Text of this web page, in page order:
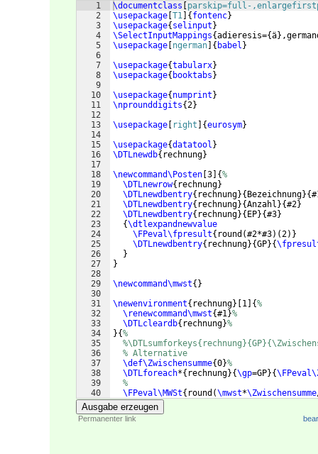
1
2
3
4
5
6
7
8
9
10
11
12
13
14
15
16
17
18
19
20
21
22
23
24
25
26
27
28
29
30
31
32
33
34
35
36
37
38
39
40
41
\documentclass
parskip=full-
\usepackage T1 { fontenc}
\usepackage{ selinput }
\SelectInputMappings{adieresis={ä}
\usepackage ngerman { babel }
\usepackage{tabularx}
\usepackage{ booktabs }
\usepackage{ numprint }
\nprounddigits{2}
\usepackage
right {eurosym}
\usepackage{datatool }
\DTLnewdb{ rechnung}
\newcommand\Posten 3 {%
\DTLnewrow{ rechnung}
\DTLnewdbentry{ rechnung}{ Bezeichnung}{
\DTLnewdbentry{ rechnung}{Anzahl }{#2}
\DTLnewdbentry{ rechnung}{ EP}{#3}
{\dtlexpandnewvalue
\FPeval\fpresult{ round (#2*#3) (2)}
\DTLnewdbentry{ rechnung}{GP}{
}
}
\newcommand\mwst{ }
\newenvironment{ rechnung} 1 {%
\renewcommand\mwst{#1}%
\DTLcleardb{ rechnung}%
}{%
% Alternative
\def\Zwischensumme{0}%
\DTLforeach*{ rechnung}{\gp=GP}{
%
\FPeval\MWSt{ round (\mwst*\Zwischensumme
\FPeval\Summe
Ausgabe erzeugen
Permanenter link